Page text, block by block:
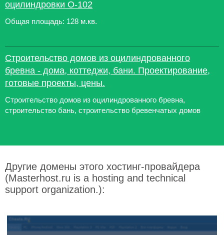
оцилиндровки О-102
Общая площадь: 128 м.кв.
Строительство домов из оцилиндрованного
бревна - дома, коттеджи, бани. Проектирование,
готовые проекты, цены.
Строительство домов из оцилиндрованного бревна,
строительство бань, строительство бревенчатых домов
Другие домены этого хостинг-провайдера
(Masterhost.ru is a hosting and technical
support organization.):